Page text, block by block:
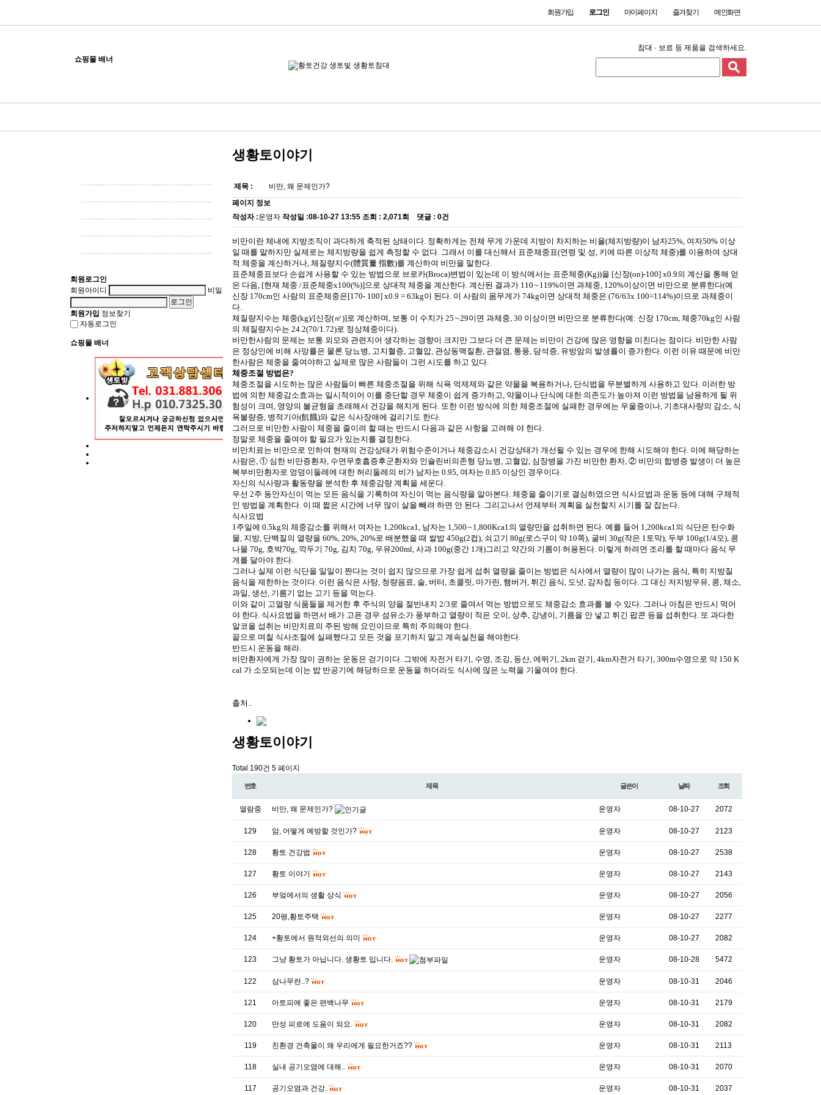
회원가입 로그인 마이페이지 즐겨찾기 메인화면
쇼핑몰 배너
침대 · 보료 등 제품을 검색하세요.
회원로그인
회원아이디
비밀번호
회원가입 정보찾기
자동로그인
쇼핑몰 배너
생황토이야기
제목 :
비만, 왜 문제인가?
페이지 정보
작성자 :운영자 작성일 :08-10-27 13:55 조회 : 2,071회 댓글 : 0건
비만이란 체내에 지방조직이 과다하게 축적된 상태이다. 정확하게는 전체 무게 가운데 지방이 차지하는 비율(체지방량)이 남자25%, 여자50% 이상
일 때를 말하지만 실제로는 체지방량을 쉽게 측정할 수 없다. 그래서 이를 대신해서 표준체중표(연령 및 성, 키에 따른 이상적 체중)를 이용하여 상대
적 체중을 계산하거나, 체질량지수(體質量 指數)를 계산하여 비만을 말한다.
표준체중표보다 손쉽게 사용할 수 있는 방법으로 브로카(Broca)변법이 있는데 이 방식에서는 표준체중(Kg))을 [신장(on)-100] x0.9의 계산을 통해 얻
은 다음, [현재 체중 /표준체중x100(%)]으로 상대적 체중을 계산한다. 계산된 결과가 110∼119%이면 과체중, 120%이상이면 비만으로 분류한다(예
신장 170cm인 사람의 표준체중은[170- 100] x0.9 = 63kg이 된다. 이 사람의 몸무게가 74kg이면 상대적 체중은 (76/63x 100=114%)이므로 과체중이
다.
체질량지수는 체중(kg)/[신장(㎡)]로 계산하며, 보통 이 수치가 25∼29이면 과체중, 30 이상이면 비만으로 분류한다(예: 신장 170cm, 체중70kg인 사람
의 체질량지수는 24.2(70/1.72)로 정상체중이다).
비만한사람의 문제는 보통 외모와 관련지어 생각하는 경향이 크지만 그보다 더 큰 문제는 비만이 건강에 많은 영향을 미친다는 점이다. 비만한 사람
은 정상인에 비해 사망률은 물론 당뇨병, 고지혈증, 고혈압, 관상동맥질환, 관절염, 통풍, 담석증, 유방암의 발생률이 증가한다. 이런 이유 때문에 비만
한사람은 체중을 줄여야하고 실제로 많은 사람들이 그런 시도를 하고 있다.
체중조절 방법은?
체중조절을 시도하는 많은 사람들이 빠른 체중조절을 위해 식욕 억제제와 같은 약물을 복용하거나, 단식법을 무분별하게 사용하고 있다. 이러한 방
법에 의한 체중감소효과는 일시적이어 이를 중단할 경우 체중이 쉽게 증가하고, 약물이나 단식에 대한 의존도가 높아져 이런 방법을 남용하게 될 위
험성이 크며, 영양의 불균형을 초래해서 건강을 해치게 된다. 또한 이런 방식에 의한 체중조절에 실패한 경우에는 우울증이나, 기초대사량의 감소, 식
욕불량증, 병적기아(飢餓)와 같은 식사장애에 걸리기도 한다.
그러므로 비만한 사람이 체중을 줄이려 할 때는 반드시 다음과 같은 사항을 고려해 야 한다.
정말로 체중을 줄여야 할 필요가 있는지를 결정한다.
비만치료는 비만으로 인하여 현재의 건강상태가 위험수준이거나 체중감소시 건강상태가 개선될 수 있는 경우에 한해 시도해야 한다. 이에 해당하는
사람은, ① 심한 비만증환자, 수면무호흡증후군환자와 인슐린비의존형 당뇨병, 고혈압, 심장병을 가진 비만한 환자, ② 비만의 합병증 발생이 더 높은
복부비만환자로 엉덩이둘레에 대한 허리둘레의 비가 남자는 0.95, 여자는 0.85 이상인 경우이다.
자신의 식사량과 활동량을 분석한 후 체중감량 계획을 세운다.
우선 2주 동안자신이 먹는 모든 음식을 기록하여 자신이 먹는 음식량을 알아본다. 체중을 줄이기로 결심하였으면 식사요법과 운동 등에 대해 구체적
인 방법을 계획한다. 이 때 짧은 시간에 너무 많이 살을 빼려 하면 안 된다. 그리고나서 언제부터 계획을 실천할지 시기를 잘 잡는다.
식사요법
1주일에 0.5kg의 체중감소를 위해서 여자는 1,200kca1, 남자는 1,500∼1,800Kca1의 열량만을 섭취하면 된다. 예를 들어 1,200kca1의 식단은 탄수화
물, 지방, 단백질의 열량을 60%, 20%, 20%로 배분했을 때 쌀밥 450g(2컵), 쇠고기 80g(로스구이 약 10쪽), 굴비 30g(작은 1토막), 두부 100g(1/4모), 콩
나물 70g, 호박70g, 깍두기 70g, 김치 70g, 우유200ml, 사과 100g(중간 1개)그리고 약간의 기름이 허용된다. 이렇게 하려면 조리를 할 때마다 음식 무
게를 달아야 한다.
그러나 실제 이런 식단을 일일이 짠다는 것이 쉽지 않으므로 가장 쉽게 섭취 열량을 줄이는 방법은 식사에서 열량이 많이 나가는 음식, 특히 지방질
음식을 제한하는 것이다. 이런 음식은 사탕, 청량음료, 술, 버터, 초콜릿, 마가린, 햄버거, 튀긴 음식, 도넛, 감자칩 등이다. 그 대신 저지방우유, 콩, 채소,
과일, 생선, 기름기 없는 고기 등을 먹는다.
이와 같이 고열량 식품들을 제거한 후 주식의 양을 절반내지 2/3로 줄여서 먹는 방법으로도 체중감소 효과를 볼 수 있다. 그러나 아침은 반드시 먹어
야 한다. 식사요법을 하면서 배가 고픈 경우 섬유소가 풍부하고 열량이 적은 오이, 상추, 강냉이, 기름을 안 넣고 튀긴 팝콘 등을 섭취한다. 또 과다한
알코올 섭취는 비만치료의 주된 방해 요인이므로 특히 주의해야 한다.
끝으로 며칠 식사조절에 실패했다고 모든 것을 포기하지 말고 계속실천을 해야한다.
반드시 운동을 해라.
비만환자에게 가장 많이 권하는 운동은 걷기이다. 그밖에 자전거 타기, 수영, 조깅, 등산, 에뛰기, 2km 걷기, 4km자전거 타기, 300m수영으로 약 150 K
cal 가 소모되는데 이는 밥 반공기에 해당하므로 운동을 하더라도 식사에 많은 노력을 기울여야 한다.
출처..
생황토이야기
Total 190건 5 페이지
번호 제목 글쓴이 날짜 조회
열람중 비만, 왜 문제인가? 운영자 08-10-27 2072
129 암, 어떻게 예방할 것인가? 운영자 08-10-27 2123
128 황토 건강법 운영자 08-10-27 2538
127 황토 이야기 운영자 08-10-27 2143
126 부엌에서의 생활 상식 운영자 08-10-27 2056
125 20평,황토주택 운영자 08-10-27 2277
124 +황토에서 원적외선의 의미 운영자 08-10-27 2082
123 그냥 황토가 아닙니다. 생황토 입니다. 운영자 08-10-28 5472
122 삼나무란..? 운영자 08-10-31 2046
121 아토피에 좋은 편백나무 운영자 08-10-31 2179
120 만성 피로에 도움이 되요. 운영자 08-10-31 2082
119 친환경 건축물이 왜 우리에게 필요한거죠?? 운영자 08-10-31 2113
118 실내 공기오염에 대해.. 운영자 08-10-31 2070
117 공기오염과 건강. 운영자 08-10-31 2037